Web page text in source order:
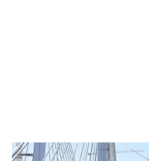
يفتتح محور روض الفرج